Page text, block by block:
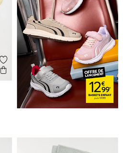
Ajouter aux favoris
Aperçu rapide